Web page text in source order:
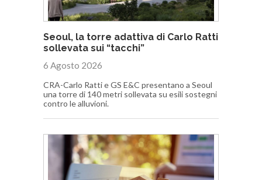
Seoul, la torre adattiva di Carlo Ratti
sollevata sui “tacchi”
6 Agosto 2026
CRA-Carlo Ratti e GS E&C presentano a Seoul
una torre di 140 metri sollevata su esili sostegni
contro le alluvioni.